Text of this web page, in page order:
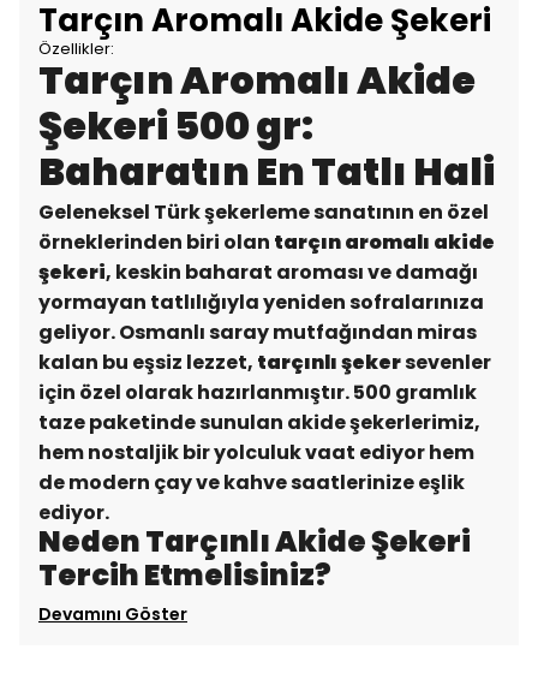
Tarçın Aromalı Akide Şekeri
Özellikler:
Tarçın Aromalı Akide
Şekeri 500 gr:
Baharatın En Tatlı Hali
Geleneksel Türk şekerleme sanatının en özel
örneklerinden biri olan tarçın aromalı akide
şekeri, keskin baharat aroması ve damağı
yormayan tatlılığıyla yeniden sofralarınıza
geliyor. Osmanlı saray mutfağından miras
kalan bu eşsiz lezzet, tarçınlı şekersevenler
için özel olarak hazırlanmıştır. 500 gramlık
taze paketinde sunulan akide şekerlerimiz,
hem nostaljik bir yolculuk vaat ediyor hem
de modern çay ve kahve saatlerinize eşlik
ediyor.
Neden Tarçınlı Akide Şekeri
Tercih Etmelisiniz?
Devamını Göster